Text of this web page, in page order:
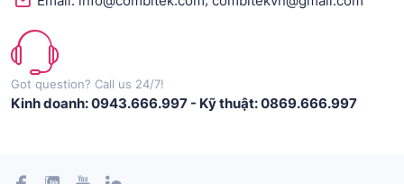
Got question? Call us 24/7!
Kinh doanh: 0943.666.997 - Kỹ thuật: 0869.666.997